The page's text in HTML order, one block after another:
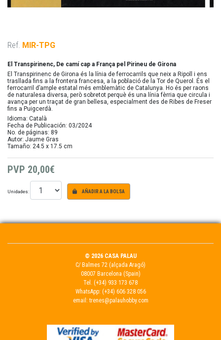
Ref. MIR-TPG
El Transpirinenc, De camí cap a França pel Pirineu de Girona
El Transpirinenc de Girona és la línia de ferrocarrils que neix a Ripoll i ens
trasllada fins a la frontera francesa, a la població de la Tor de Querol. És el
ferrocarril d’ample estatal més emblemàtic de Catalunya. Ho és per raons
de naturalesa diversa, però sobretot perquè és una línia fèrria que circula i
avança per un traçat de gran bellesa, especialment des de Ribes de Freser
fins a Puigcerdà.
Idioma: Català
Fecha de Publicación: 03/2024
No. de páginas: 89
Autor: Jaume Gras
Tamaño: 24.5 x 17.5 cm
PVP 20,00€
Unidades: AÑADIR A LA BOLSA
© 2026 CASA PALAU
C/ Balmes 72 (alçada Aragó)
08007 Barcelona (Spain)
Tel. (+34) 933 173 678
WhatsApp: (+34) 606 328 056
email: trenes@palauhobby.com